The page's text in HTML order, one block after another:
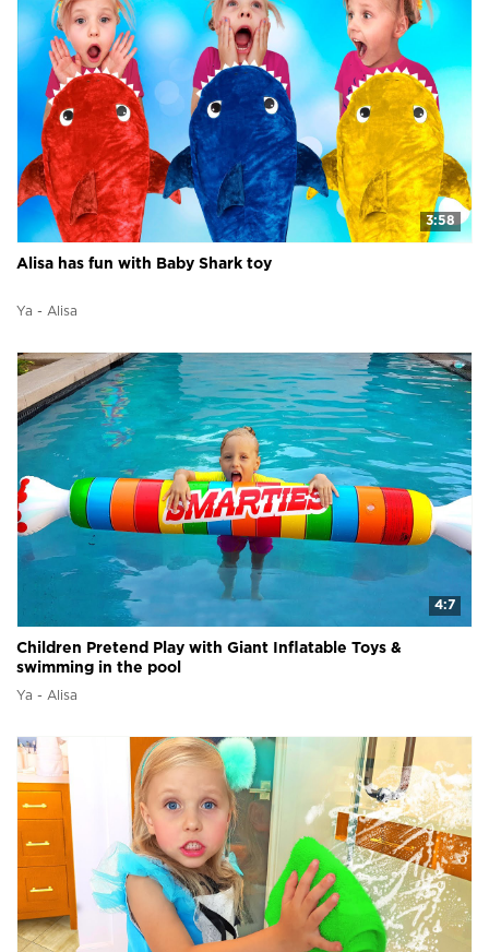
3:58
Alisa has fun with Baby Shark toy
Ya - Alisa
4:7
Children Pretend Play with Giant Inflatable Toys &
swimming in the pool
Ya - Alisa